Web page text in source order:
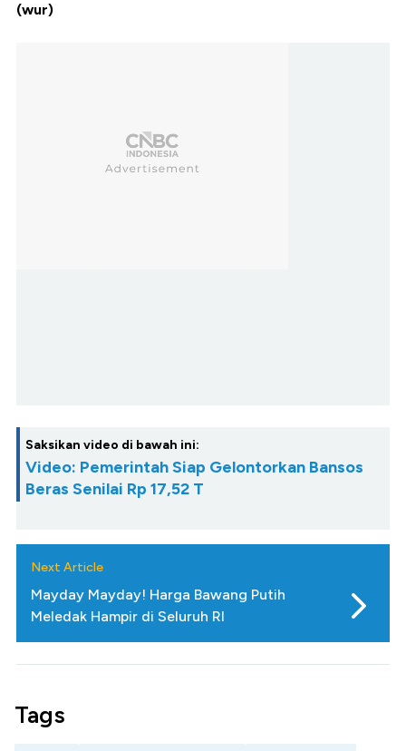
(wur)
Saksikan video di bawah ini:
Video: Pemerintah Siap Gelontorkan Bansos
Beras Senilai Rp 17,52 T
Next Article
Mayday Mayday! Harga Bawang Putih
Meledak Hampir di Seluruh RI
Tags